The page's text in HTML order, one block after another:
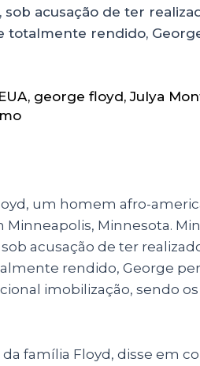
acusação de ter
totalmente rendido,
EUA, george floyd,Julya
um homem afro-
Minnesota.
acusação de ter
rendido, George
imobilização, sendo
família Floyd, disse em